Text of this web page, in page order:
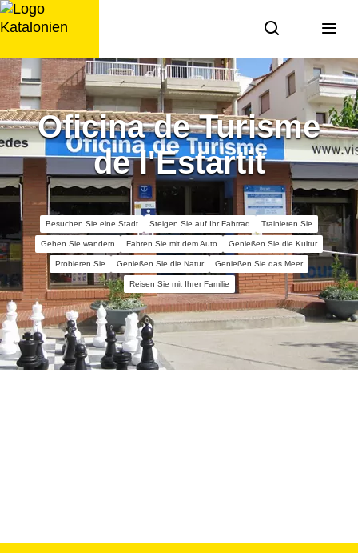
Zum
Inhalt
Oficina de Turisme
de l'Estartit
Besuchen Sie eine Stadt Steigen Sie auf Ihr Fahrrad Trainieren Sie
Gehen Sie wandern Fahren Sie mit dem Auto Genießen Sie die Kultur
Probieren Sie Genießen Sie die Natur Genießen Sie das Meer
Reisen Sie mit Ihrer Familie